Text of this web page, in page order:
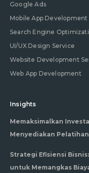
Google Ads
Mobile App Development
Search Engine
UI/UX Design Service
Website Development
Web App Development
Insights
Memaksimalkan
Menyediakan
Strategi Efisiensi
untuk Memangkas